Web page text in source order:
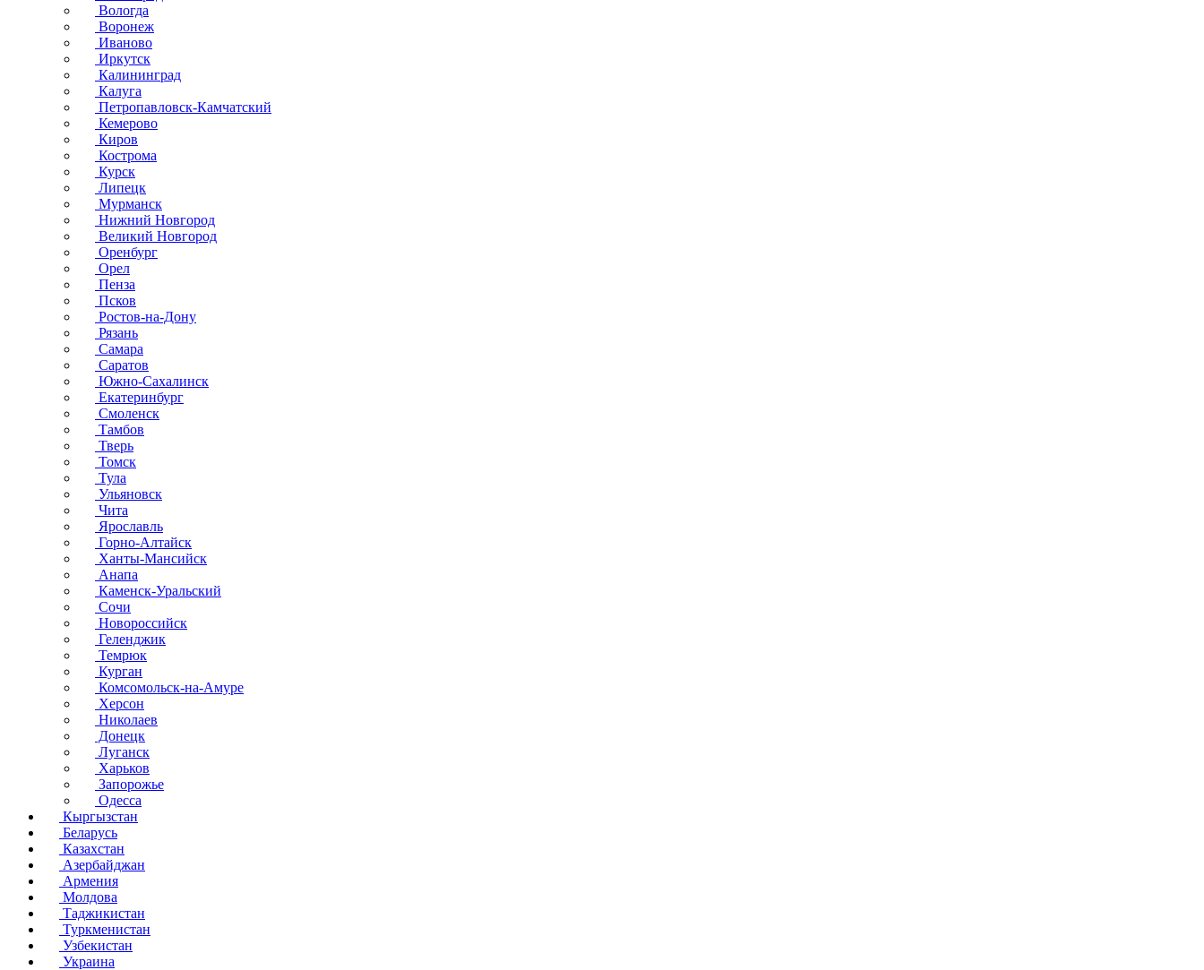
Вологда
Воронеж
Иваново
Иркутск
Калининград
Калуга
Петропавловск-Камчатский
Кемерово
Киров
Кострома
Курск
Липецк
Мурманск
Нижний Новгород
Великий Новгород
Оренбург
Орел
Пенза
Псков
Ростов-на-Дону
Рязань
Самара
Саратов
Южно-Сахалинск
Екатеринбург
Смоленск
Тамбов
Тверь
Томск
Тула
Ульяновск
Чита
Ярославль
Горно-Алтайск
Ханты-Мансийск
Анапа
Каменск-Уральский
Сочи
Новороссийск
Геленджик
Темрюк
Курган
Комсомольск-на-Амуре
Херсон
Николаев
Донецк
Луганск
Харьков
Запорожье
Одесса
Кыргызстан
Беларусь
Казахстан
Азербайджан
Армения
Молдова
Таджикистан
Туркменистан
Узбекистан
Украина